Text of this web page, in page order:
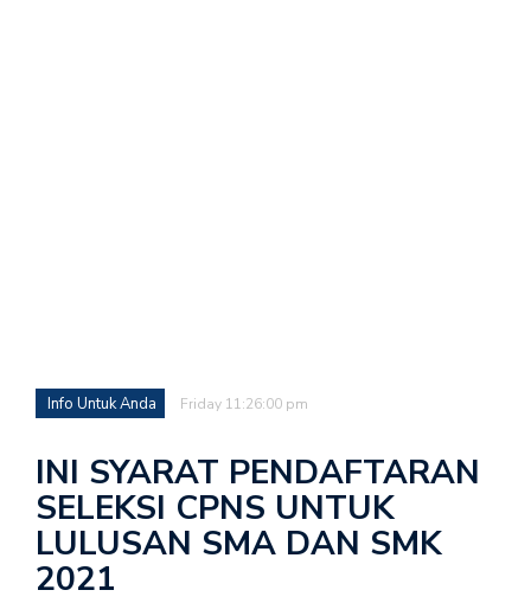
Info Untuk Anda Friday 11:26:00 pm
INI SYARAT PENDAFTARAN
SELEKSI CPNS UNTUK
LULUSAN SMA DAN SMK
2021